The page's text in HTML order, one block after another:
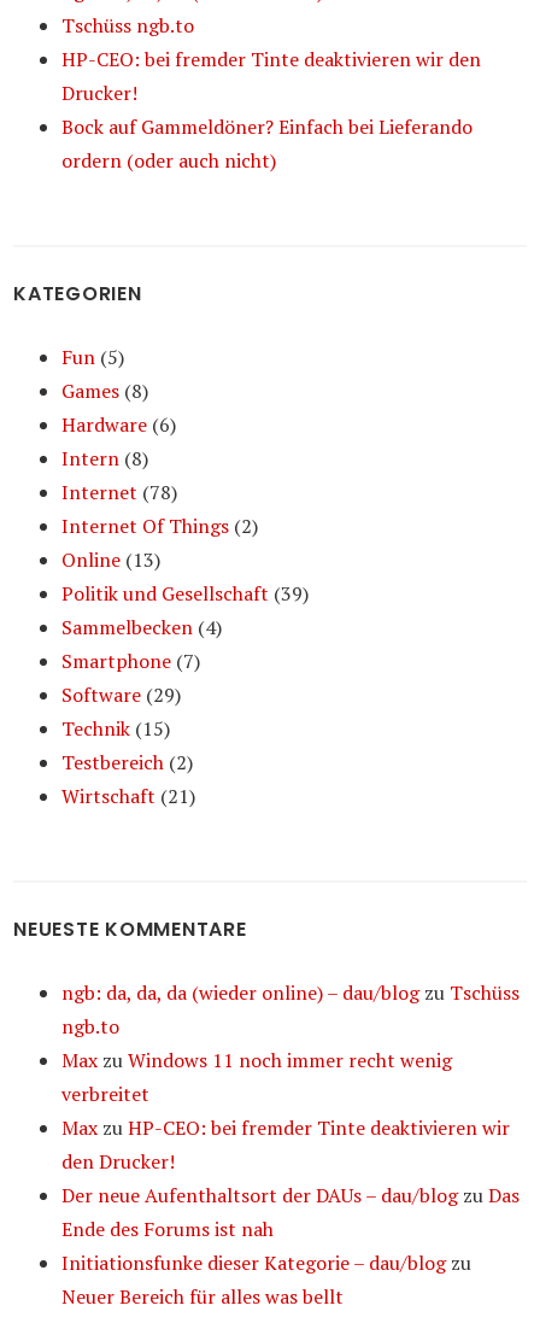
Tschüss ngb.to
HP-CEO: bei fremder Tinte deaktivieren wir den
Drucker!
Bock auf Gammeldöner? Einfach bei Lieferando
ordern (oder auch nicht)
KATEGORIEN
Fun (5)
Games (8)
Hardware (6)
Intern (8)
Internet (78)
Internet Of Things (2)
Online (13)
Politik und Gesellschaft (39)
Sammelbecken (4)
Smartphone (7)
Software (29)
Technik (15)
Testbereich (2)
Wirtschaft (21)
NEUESTE KOMMENTARE
ngb: da, da, da (wieder online) – dau/blogzu Tschüss
ngb.to
Max zuWindows 11 noch immer recht wenig
verbreitet
Max zuHP-CEO: bei fremder Tinte deaktivieren wir
den Drucker!
Der neue Aufenthaltsort der DAUs – dau/blogzuDas
Ende des Forums ist nah
Initiationsfunke dieser Kategorie – dau/blogzu
Neuer Bereich für alles was bellt